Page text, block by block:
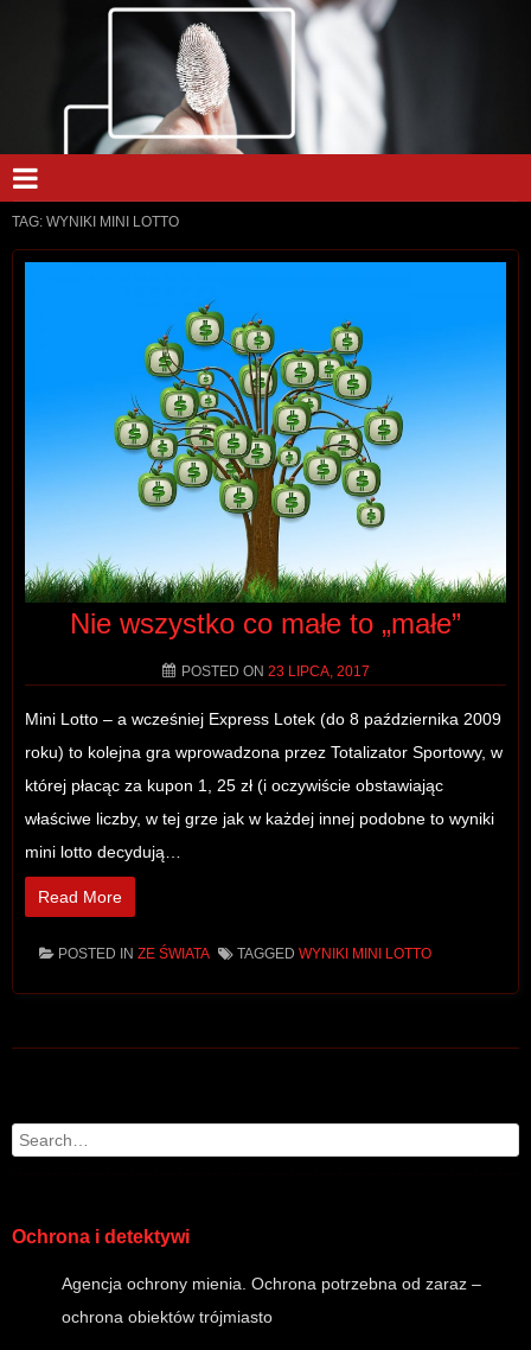
TAG: WYNIKI MINI LOTTO
Nie wszystko co małe to „małe”
POSTED ON 23 LIPCA, 2017
Mini Lotto – a wcześniej Express Lotek (do 8 października 2009
roku) to kolejna gra wprowadzona przez Totalizator Sportowy, w
której płacąc za kupon 1, 25 zł (i oczywiście obstawiając
właściwe liczby, w tej grze jak w każdej innej podobne to wyniki
mini lotto decydują…
Read More
POSTED IN ZE ŚWIATA TAGGED WYNIKI MINI LOTTO
Search
Ochrona i detektywi
Agencja ochrony mienia. Ochrona potrzebna od zaraz –
ochrona obiektów trójmiasto